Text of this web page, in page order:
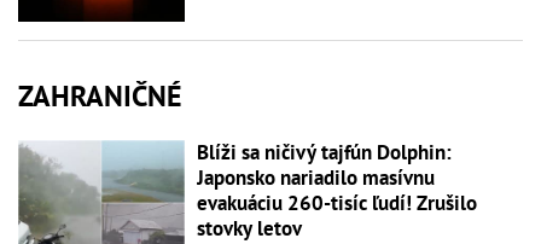
ZAHRANIČNÉ
Blíži sa ničivý tajfún Dolphin:
Japonsko nariadilo masívnu
evakuáciu 260-tisíc ľudí! Zrušilo
stovky letov